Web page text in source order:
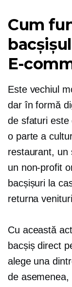
Cum
E-
Este vechiul
dar în formă
de sfaturi este
o parte a
restaurant, un
un non-profit
bacșișuri la
returna
Cu această
bacșiș direct
alege una
de asemenea,